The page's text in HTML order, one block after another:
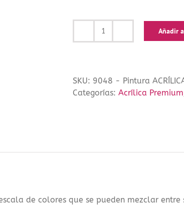
Pintura
Bosque
de
Añadir
SKU: 9048 - Pintura
Categorías: Acrílica Premium
de colores que se pueden mezclar entre